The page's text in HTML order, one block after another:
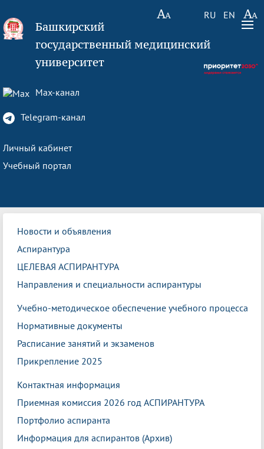
RU EN
Башкирский
государственный медицинский
университет
Max-канал
Telegram-канал
Личный кабинет
Учебный портал
Новости и объявления
Аспирантура
ЦЕЛЕВАЯ АСПИРАНТУРА
Направления и специальности аспирантуры
Учебно-методическое обеспечение учебного процесса
Нормативные документы
Расписание занятий и экзаменов
Прикрепление 2025
Контактная информация
Приемная комиссия 2026 год АСПИРАНТУРА
Портфолио аспиранта
Информация для аспирантов (Архив)